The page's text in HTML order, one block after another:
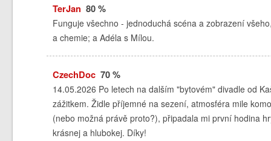
TerJan 80 %
Funguje všechno - jednoduchá scéna a zobrazení
a chemie; a Adéla s Mílou.
CzechDoc70 %
14.05.2026 Po letech na dalším "bytovém" divadle od
zážitkem. Židle příjemné na sezení, atmosféra mile
(nebo možná právě proto?), připadala mi první hodina
krásnej a hlubokej. Díky!